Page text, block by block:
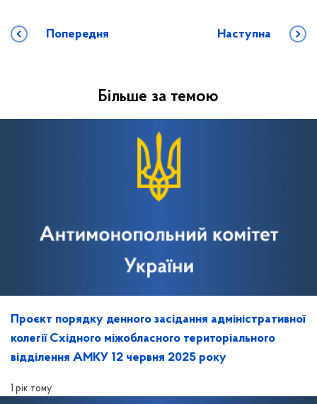
Попередня Наступна
Більше за темою
Проєкт порядку денного засідання адміністративної
колегії Східного міжобласного територіального
відділення АМКУ 12 червня 2025 року
1 рік тому